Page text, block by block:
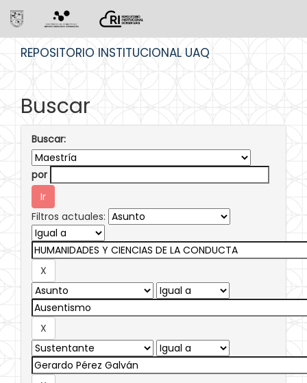
REPOSITORIO INSTITUCIONAL UAQ
Buscar
Buscar:
por
Filtros actuales: